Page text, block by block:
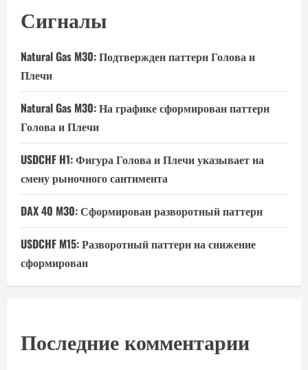
Сигналы
Natural Gas M30: Подтвержден паттерн Голова и
Плечи
Natural Gas M30: На графике сформирован паттерн
Голова и Плечи
USDCHF H1: Фигура Голова и Плечи указывает на
смену рыночного сантимента
DAX 40 M30: Сформирован разворотный паттерн
USDCHF M15: Разворотный паттерн на снижение
сформирован
Последние комментарии